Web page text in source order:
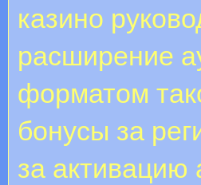
казино
расширение
форматом
бонусы за
за активацию